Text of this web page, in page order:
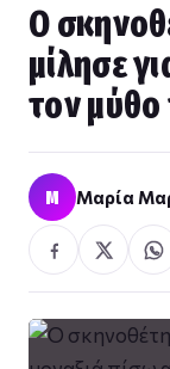
Ο
μίλησε
τον
Μ Μαρία